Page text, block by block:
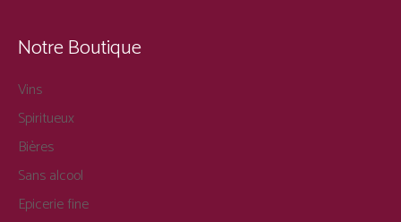
Notre Boutique
Vins
Spiritueux
Bières
Sans alcool
Epicerie fine